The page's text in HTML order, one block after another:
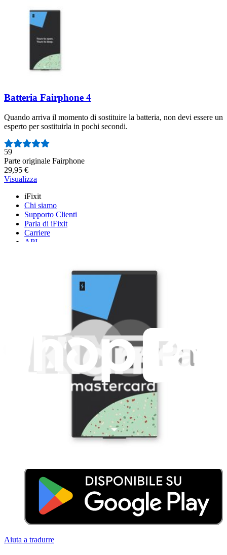
Batteria Fairphone 4
Quando arriva il momento di sostituire la batteria, non devi essere un
esperto per sostituirla in pochi secondi.
Numero di recensioni:
59
Parte originale Fairphone
29,95 €
Visualizza
iFixit
Chi siamo
Supporto Clienti
Parla di iFixit
Carriere
API
Trova un negozio
Accessibilità
Nota legale
Termini di servizio
Politica di rimborso
Entità della garanzia
Informazioni importanti per i consumatori
Riciclaggio delle batterie e tariffe
Scarica l'applicazione
Aiuta a tradurre